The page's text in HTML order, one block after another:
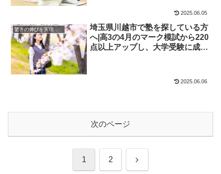
2025.06.05
驚きの伸びを実現｜先輩列伝
埼玉県川越市で塾を探している方
へ|高3の4月のマーク模試から220
点以上アップし、大学受験に成功
2025.06.06
次のページ
1 2 次